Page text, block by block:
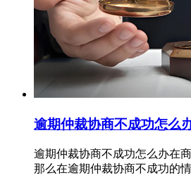
逾期仲裁协商不成功怎么
逾期仲裁协商不成功怎么办在
那么在逾期仲裁协商不成功的